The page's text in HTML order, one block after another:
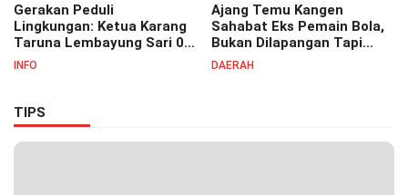
Gerakan Peduli
Lingkungan: Ketua Karang
Taruna Lembayung Sari 09
Irvan Permana Ajak
INFO
Ajang Temu Kangen
Sahabat Eks Pemain Bola,
Bukan Dilapangan Tapi
Ditongkrongan
DAERAH
TIPS